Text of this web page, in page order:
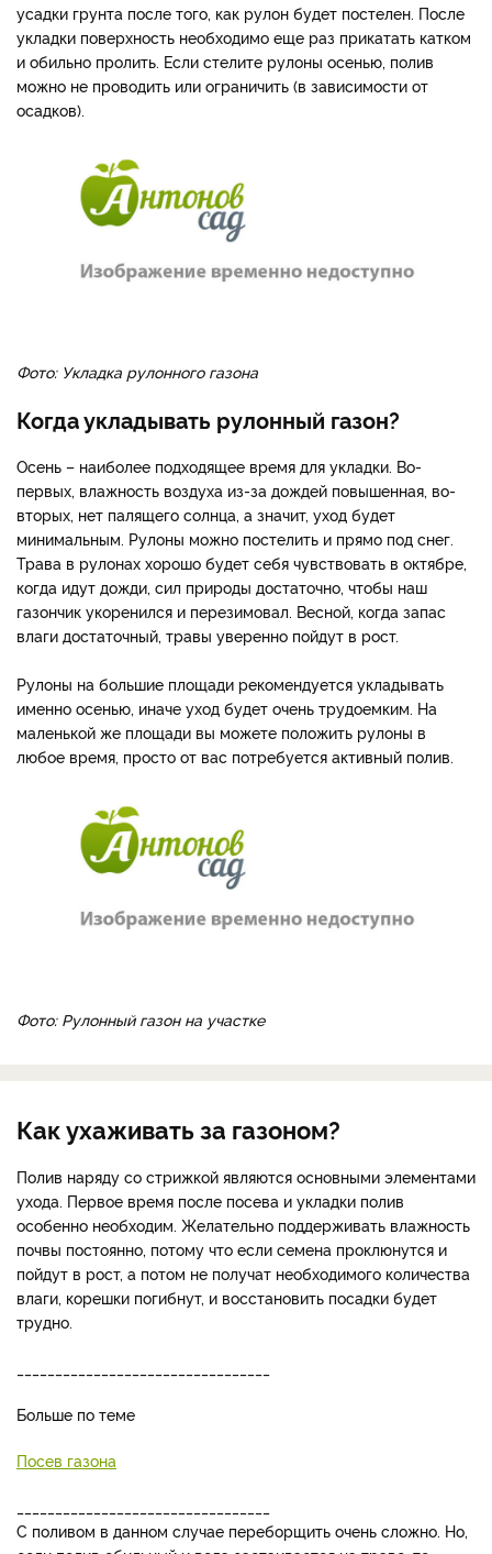
усадки грунта после того, как рулон будет постелен. После
укладки поверхность необходимо еще раз прикатать катком
и обильно пролить. Если стелите рулоны осенью, полив
можно не проводить или ограничить (в зависимости от
осадков).
Фото: Укладка рулонного газона
Когда укладывать рулонный газон?
Осень – наиболее подходящее время для укладки. Во-
первых, влажность воздуха из-за дождей повышенная, во-
вторых, нет палящего солнца, а значит, уход будет
минимальным. Рулоны можно постелить и прямо под снег.
Трава в рулонах хорошо будет себя чувствовать в октябре,
когда идут дожди, сил природы достаточно, чтобы наш
газончик укоренился и перезимовал. Весной, когда запас
влаги достаточный, травы уверенно пойдут в рост.
Рулоны на большие площади рекомендуется укладывать
именно осенью, иначе уход будет очень трудоемким. На
маленькой же площади вы можете положить рулоны в
любое время, просто от вас потребуется активный полив.
Фото: Рулонный газон на участке
Как ухаживать за газоном?
Полив наряду со стрижкой являются основными элементами
ухода. Первое время после посева и укладки полив
особенно необходим. Желательно поддерживать влажность
почвы постоянно, потому что если семена проклюнутся и
пойдут в рост, а потом не получат необходимого количества
влаги, корешки погибнут, и восстановить посадки будет
трудно.
Больше по теме
Посев газона
С поливом в данном случае переборщить очень сложно. Но,